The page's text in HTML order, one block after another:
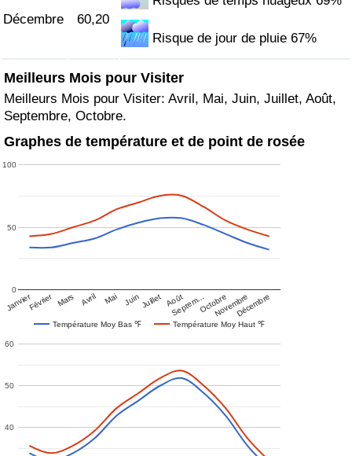
Décembre 60,20
Risque de jour de pluie 67%
Meilleurs Mois pour Visiter
Meilleurs Mois pour Visiter: Avril, Mai, Juin, Juillet, Août,
Septembre, Octobre.
Graphes de température et de point de rosée
Température Moy Bas ℉ Température Moy Haut ℉
JanvierFévrier Mars Avril Mai Juin Juillet Août
Septem…OctobreNovembreDécembre
0
50
100
40
50
60